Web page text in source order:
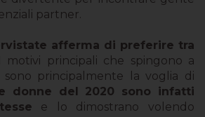
partner.
afferma di preferire tra
I motivi principali che spingono a
principalmente la voglia di
donne del 2020 sono infatti
e lo dimostrano volendo